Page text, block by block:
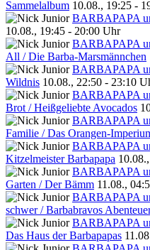
Sammelalbum 10.08., 19:25 -
BARBAPAPA
10.08., 19:45 - 20:00 Uhr
BARBAPAPA
All / Die Barba-Marsmännchen
BARBAPAPA
Wildnis 10.08., 22:50 - 23:10
BARBAPAPA
Brot / Heißgeliebte Avocados
BARBAPAPA
Familie / Das Orangen-
BARBAPAPA
Kitzelmeister Barbapapa
BARBAPAPA
Garten / Der Bämm 11.08.,
BARBAPAPA
schwer / Barbabravos
BARBAPAPA
Das Haus der Barbapapas